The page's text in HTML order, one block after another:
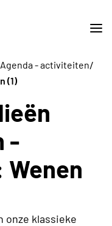
Agenda - activiteiten/
(1)
-
onze klassieke